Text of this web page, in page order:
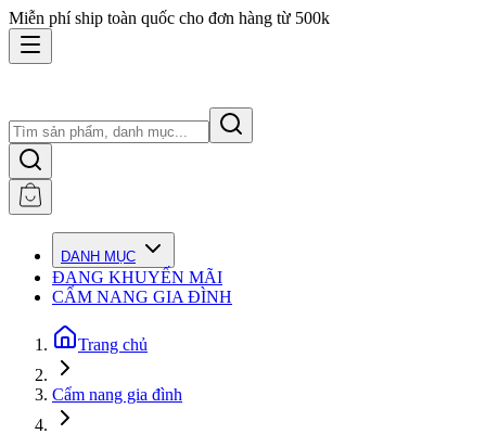
Miễn phí ship toàn quốc cho đơn hàng từ 500k
DANH MỤC
ĐANG KHUYẾN MÃI
CẨM NANG GIA ĐÌNH
Trang chủ
Cẩm nang gia đình